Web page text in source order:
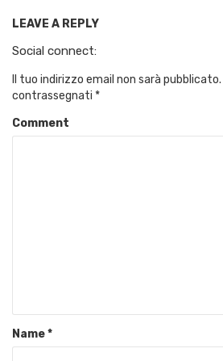
LEAVE A REPLY
Social connect:
Il tuo indirizzo email non sarà pubblicato.
contrassegnati *
Comment
Name*